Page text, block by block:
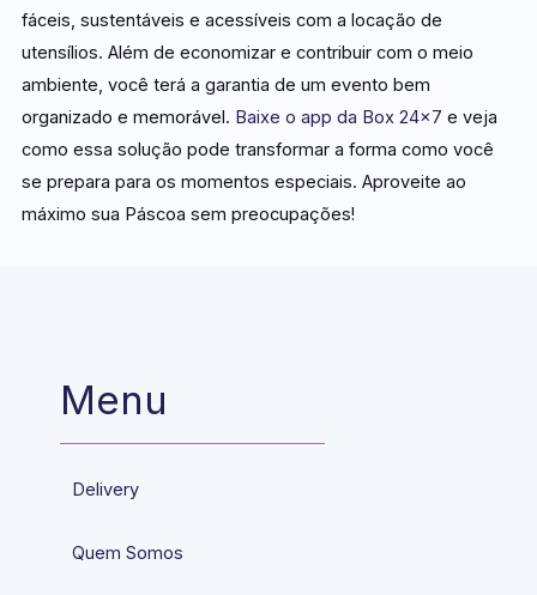
fáceis, sustentáveis e acessíveis com a locação de
utensílios. Além de economizar e contribuir com o meio
ambiente, você terá a garantia de um evento bem
organizado e memorável. Baixe o app da Box 24×7 e veja
como essa solução pode transformar a forma como você
se prepara para os momentos especiais. Aproveite ao
máximo sua Páscoa sem preocupações!
Menu
Delivery
Quem Somos